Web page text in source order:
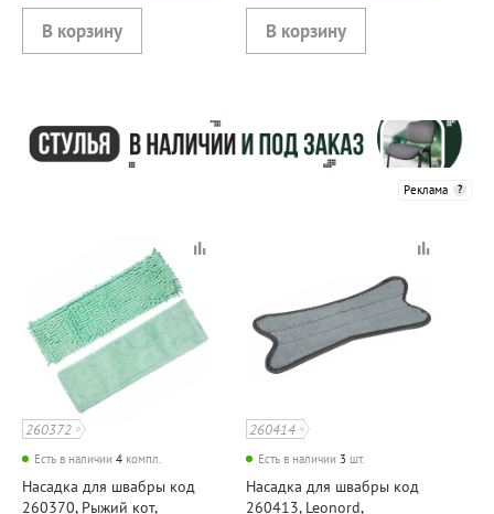
Реклама
260372
Есть в наличии 4 компл.
Насадка для швабры код
260370, Рыжий кот,
260414
Есть в наличии 3 шт.
Насадка для швабры код
260413, Leonord,